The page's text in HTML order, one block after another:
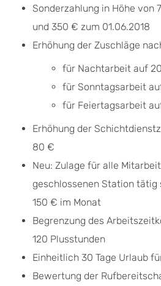
Sonderzahlung in Höhe von
und 350 € zum 01.06.2018
Erhöhung der Zuschläge
für Nachtarbeit auf
für Sonntagsarbeit
für Feiertagsarbeit
Erhöhung der
80 €
Neu: Zulage für alle
geschlossenen Station tätig
150 € im Monat
Begrenzung des
120 Plusstunden
Einheitlich 30 Tage Urlaub
Bewertung der